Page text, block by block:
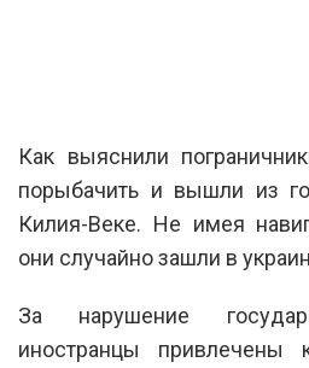
Как выяснили
порыбачить и вышли из
Килия-Веке. Не имея
они случайно зашли в
За нарушение
иностранцы привлечены